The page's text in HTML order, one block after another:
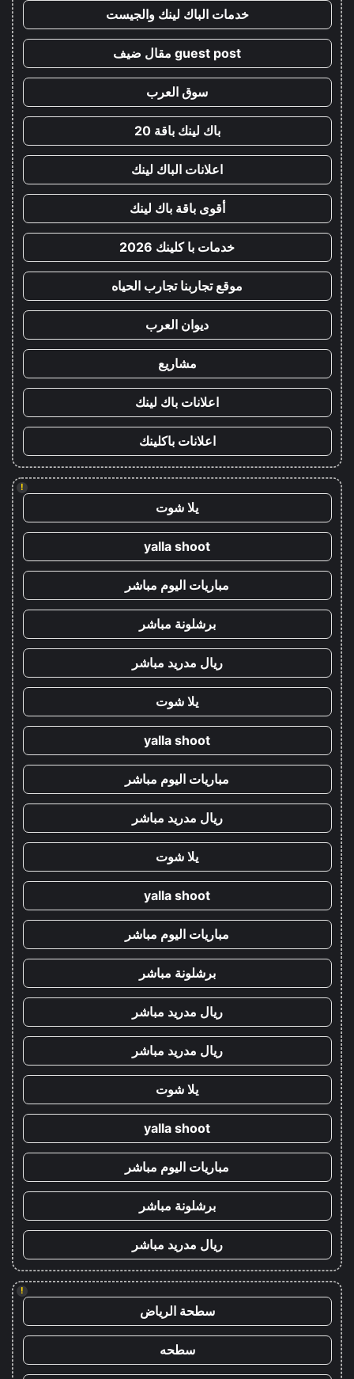
خدمات الباك لينك والجيست
guest post مقال ضيف
سوق العرب
باك لينك باقة 20
اعلانات الباك لينك
أقوى باقة باك لينك
خدمات با كلينك 2026
موقع تجاربنا تجارب الحياه
ديوان العرب
مشاريع
اعلانات باك لينك
اعلانات باكلينك
!
يلا شوت
yalla shoot
مباريات اليوم مباشر
برشلونة مباشر
ريال مدريد مباشر
يلا شوت
yalla shoot
مباريات اليوم مباشر
ريال مدريد مباشر
يلا شوت
yalla shoot
مباريات اليوم مباشر
برشلونة مباشر
ريال مدريد مباشر
ريال مدريد مباشر
يلا شوت
yalla shoot
مباريات اليوم مباشر
برشلونة مباشر
ريال مدريد مباشر
!
سطحة الرياض
سطحه